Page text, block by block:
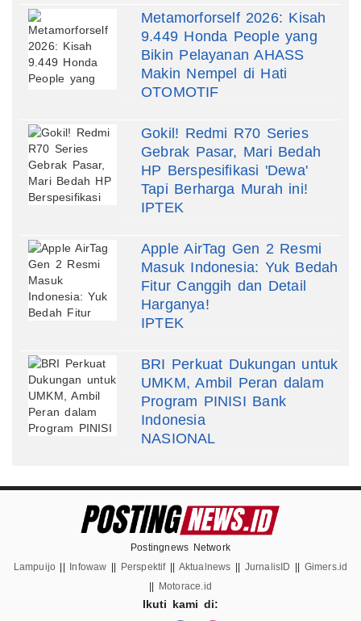
Metamorforself 2026: Kisah
9.449 Honda People yang
Bikin Pelayanan AHASS
Makin Nempel di Hati
OTOMOTIF
Gokil! Redmi R70 Series
Gebrak Pasar, Mari Bedah
HP Berspesifikasi 'Dewa'
Tapi Berharga Murah ini!
IPTEK
Apple AirTag Gen 2 Resmi
Masuk Indonesia: Yuk Bedah
Fitur Canggih dan Detail
Harganya!
IPTEK
BRI Perkuat Dukungan untuk
UMKM, Ambil Peran dalam
Program PINISI Bank
Indonesia
NASIONAL
Postingnews Network
Lampuijo
Infowaw Perspektif|| Aktualnews JurnalisID
Gimers.id
Motorace.id
Ikuti kami di: